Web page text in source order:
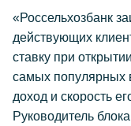
«Россельхозбанк
действующих
ставку при
самых популярных
доход и скорость
Руководитель